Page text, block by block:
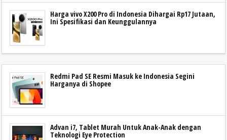
Harga vivo X200 Pro di Indonesia Dihargai Rp17 Jutaan,
Ini Spesifikasi dan Keunggulannya
Redmi Pad SE Resmi Masuk ke Indonesia Segini
Harganya di Shopee
Advan i7, Tablet Murah Untuk Anak-Anak dengan
Teknologi Eye Protection